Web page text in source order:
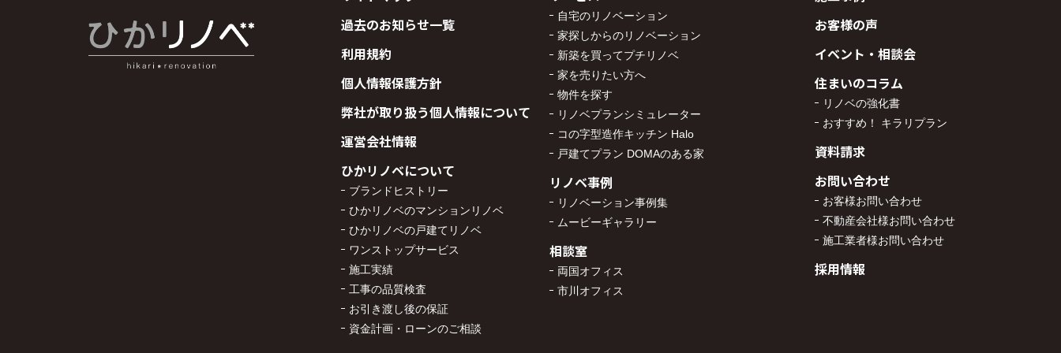
過去のお知らせ一覧
利用規約
個人情報保護方針
弊社が取り扱う個人情報について
運営会社情報
ひかリノベについて
ブランドヒストリー
ひかリノベのマンションリノベ
ひかリノベの戸建てリノベ
ワンストップサービス
施工実績
工事の品質検査
お引き渡し後の保証
資金計画・ローンのご相談
自宅のリノベーション
家探しからのリノベーション
新築を買ってプチリノベ
家を売りたい方へ
物件を探す
リノベプランシミュレーター
コの字型造作キッチン Halo
戸建てプラン DOMAのある家
リノベ事例
リノベーション事例集
ムービーギャラリー
相談室
両国オフィス
市川オフィス
お客様の声
イベント・相談会
住まいのコラム
リノベの強化書
おすすめ！ キラリプラン
資料請求
お問い合わせ
お客様お問い合わせ
不動産会社様お問い合わせ
施工業者様お問い合わせ
採用情報